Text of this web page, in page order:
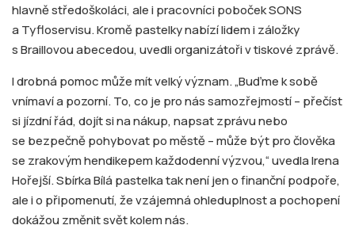
hlavně středoškoláci, ale i pracovníci poboček SONS
a Tyfloservisu. Kromě pastelky nabízí lidem i záložky
s Braillovou abecedou, uvedli organizátoři v tiskové zprávě.
I drobná pomoc může mít velký význam. „Buďme k sobě
vnímaví a pozorní. To, co je pro nás samozřejmostí – přečíst
si jízdní řád, dojít si na nákup, napsat zprávu nebo
se bezpečně pohybovat po městě – může být pro člověka
se zrakovým hendikepem každodenní výzvou,“ uvedla Irena
Hořejší. Sbírka Bílá pastelka tak není jen o finanční podpoře,
ale i o připomenutí, že vzájemná ohleduplnost a pochopení
dokážou změnit svět kolem nás.